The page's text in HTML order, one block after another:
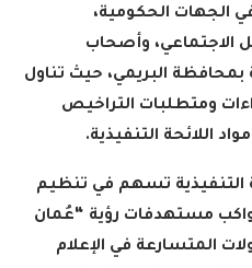
الجهات الحكومية،
الاجتماعي، وأصحاب
البريمي، حيث تناول
ومتطلبات التراخيص
اللائحة التنفيذية.
التنفيذية تسهم في تنظيم
مستهدفات رؤية “عُمان
المتسارعة في الإعلام